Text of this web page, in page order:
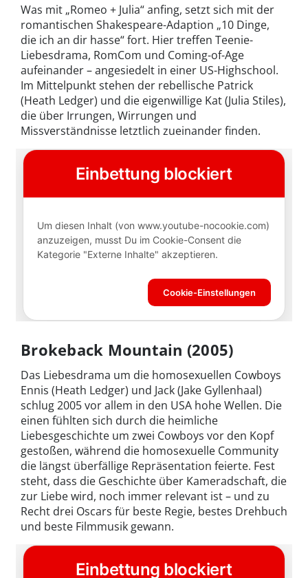
Was mit „Romeo + Julia“ anfing, setzt sich mit der
romantischen Shakespeare-Adaption „10 Dinge,
die ich an dir hasse“ fort. Hier treffen Teenie-
Liebesdrama, RomCom und Coming-of-Age
aufeinander – angesiedelt in einer US-Highschool.
Im Mittelpunkt stehen der rebellische Patrick
(Heath Ledger) und die eigenwillige Kat (Julia Stiles),
die über Irrungen, Wirrungen und
Missverständnisse letztlich zueinander finden.
Brokeback Mountain (2005)
Das Liebesdrama um die homosexuellen Cowboys
Ennis (Heath Ledger) und Jack (Jake Gyllenhaal)
schlug 2005 vor allem in den USA hohe Wellen. Die
einen fühlten sich durch die heimliche
Liebesgeschichte um zwei Cowboys vor den Kopf
gestoßen, während die homosexuelle Community
die längst überfällige Repräsentation feierte. Fest
steht, dass die Geschichte über Kameradschaft, die
zur Liebe wird, noch immer relevant ist – und zu
Recht drei Oscars für beste Regie, bestes Drehbuch
und beste Filmmusik gewann.